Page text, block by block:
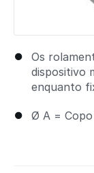
Os
dispositivo
enquanto
Ø A =